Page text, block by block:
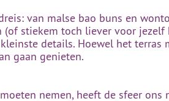
van malse bao buns en
stiekem toch liever voor
details. Hoewel het
gaan genieten.
nemen, heeft de sfeer